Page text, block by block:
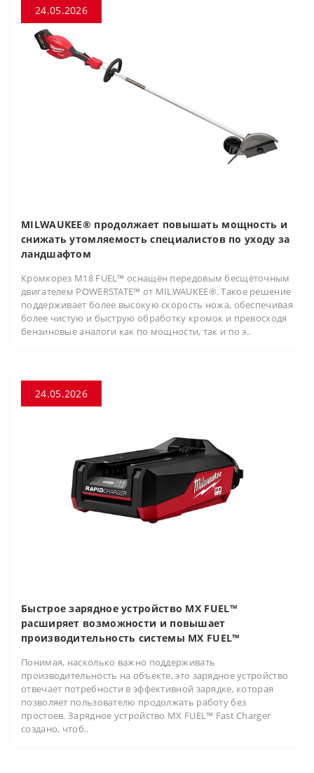
24.05.2026
MILWAUKEE® продолжает повышать мощность и
снижать утомляемость специалистов по уходу за
ландшафтом
Кромкорез M18 FUEL™ оснащён передовым бесщёточным
двигателем POWERSTATE™ от MILWAUKEE®. Такое решение
поддерживает более высокую скорость ножа, обеспечивая
более чистую и быструю обработку кромок и превосходя
бензиновые аналоги как по мощности, так и по э..
24.05.2026
Быстрое зарядное устройство MX FUEL™
расширяет возможности и повышает
производительность системы MX FUEL™
Понимая, насколько важно поддерживать
производительность на объекте, это зарядное устройство
отвечает потребности в эффективной зарядке, которая
позволяет пользователю продолжать работу без
простоев. Зарядное устройство MX FUEL™ Fast Charger
создано, чтоб..